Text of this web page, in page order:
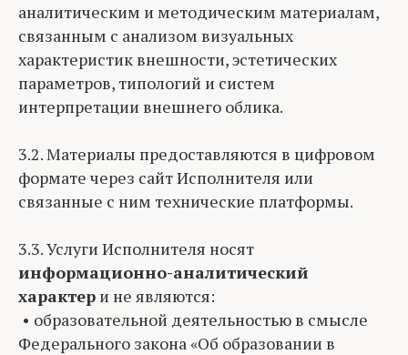
аналитическим и методическим материалам,
связанным с анализом визуальных
характеристик внешности, эстетических
параметров, типологий и систем
интерпретации внешнего облика.
3.2. Материалы предоставляются в цифровом
формате через сайт Исполнителя или
связанные с ним технические платформы.
3.3. Услуги Исполнителя носят
информационно-аналитический
характер и не являются:
• образовательной деятельностью в смысле
Федерального закона «Об образовании в